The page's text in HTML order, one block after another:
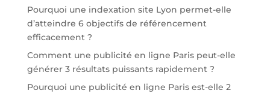
Pourquoi une indexation site Lyon permet-elle
d’atteindre 6 objectifs de référencement
efficacement ?
Comment une publicité en ligne Paris peut-elle
générer 3 résultats puissants rapidement ?
Pourquoi une publicité en ligne Paris est-elle 2